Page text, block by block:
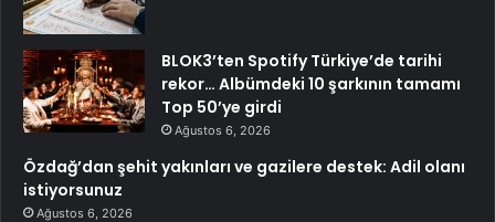
BLOK3’ten Spotify Türkiye’de tarihi
rekor… Albümdeki 10 şarkının tamamı
Top 50’ye girdi
Ağustos 6, 2026
Özdağ’dan şehit yakınları ve gazilere destek: Adil olanı
istiyorsunuz
Ağustos 6, 2026